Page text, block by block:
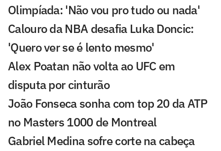
Olimpíada: 'Não vou pro tudo ou nada'
Calouro da NBA desafia Luka Doncic:
'Quero ver se é lento mesmo'
Alex Poatan não volta ao UFC em
disputa por cinturão
João Fonseca sonha com top 20 da ATP
no Masters 1000 de Montreal
Gabriel Medina sofre corte na cabeça